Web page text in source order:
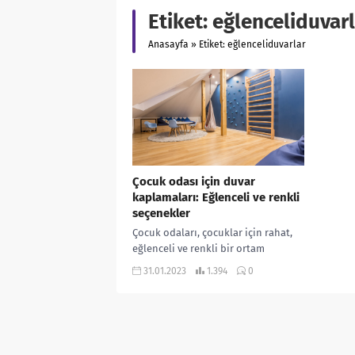
Etiket:
Anasayfa » Etiket: eğlenceliduvarlar
Çocuk odası için duvar
kaplamaları: Eğlenceli ve renkli
seçenekler
Çocuk odaları, çocuklar için rahat,
eğlenceli ve renkli bir ortam
yaratmak için özel olarak
31.01.2023 1.394 0